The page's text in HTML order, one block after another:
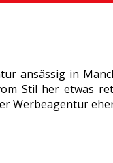
ansässig in
Stil her etwas
Werbeagentur